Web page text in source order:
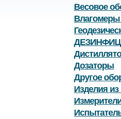
Весовое
Влагомеры
Дозаторы
Другое
Изделия из